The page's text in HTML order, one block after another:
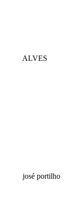
ALVES
josé portilho